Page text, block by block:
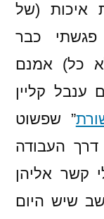
איכות (של
פגשתי כבר
כל) אמנם
ענבל קליין
” שפשוט
העבודה
קשר אליהן
שיש היום